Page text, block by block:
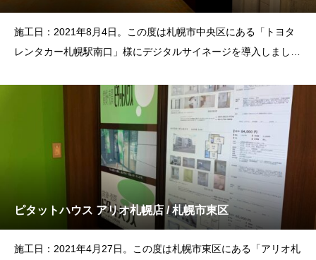
施工日：2021年8月4日。この度は札幌市中央区にある「トヨタ
レンタカー札幌駅南口」様にデジタルサイネージを導入しまし
ピタットハウス アリオ札幌店 / 札幌市東区
施工日：2021年4月27日。この度は札幌市東区にある「アリオ札